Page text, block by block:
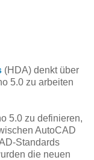
(HDA) denkt über
5.0 zu arbeiten
5.0 zu definieren,
AutoCAD
Standards
die neuen